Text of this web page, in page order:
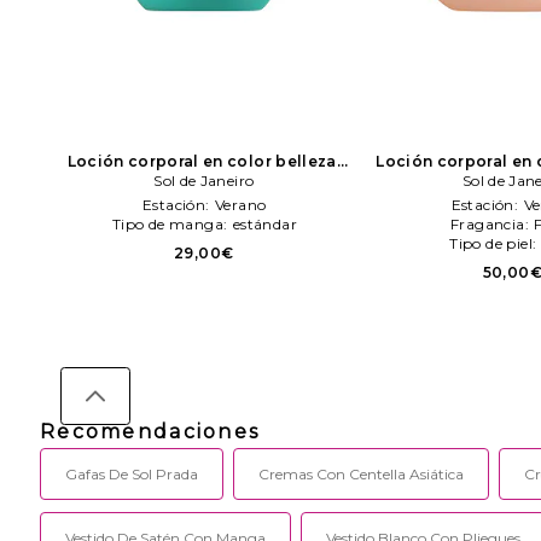
Loción corporal en color belleza:
N/A Sol de Janeiro
Sol de Janeiro
Estación: Verano
Tipo de manga: estándar
29,00€
Loción corporal en
N/A Sol de
Sol de
Estación:
Fragancia:
Tipo de piel:
50,00€
Recomendaciones
Gafas De Sol Prada Cremas Con Centella Asiática